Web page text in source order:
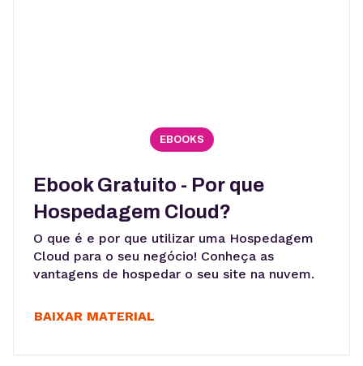
EBOOKS
Ebook Gratuito - Por que
Hospedagem Cloud?
O que é e por que utilizar uma Hospedagem
Cloud para o seu negócio! Conheça as
vantagens de hospedar o seu site na nuvem.
BAIXAR MATERIAL